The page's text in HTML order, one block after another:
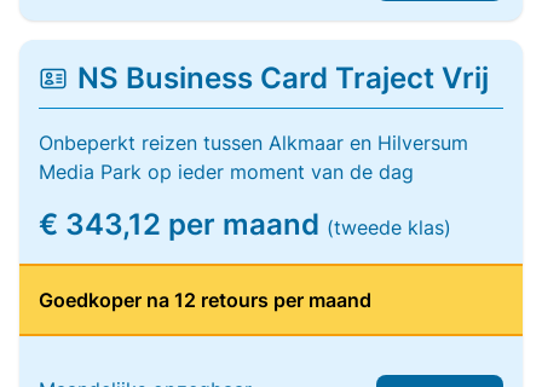
NS Business Card Traject Vrij
Onbeperkt reizen tussen Alkmaar en Hilversum
Media Park op ieder moment van de dag
€ 343,12 per maand (tweede klas)
Goedkoper na 12 retours per maand